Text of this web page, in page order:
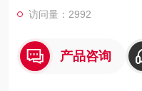
访问量：2992
产品咨询